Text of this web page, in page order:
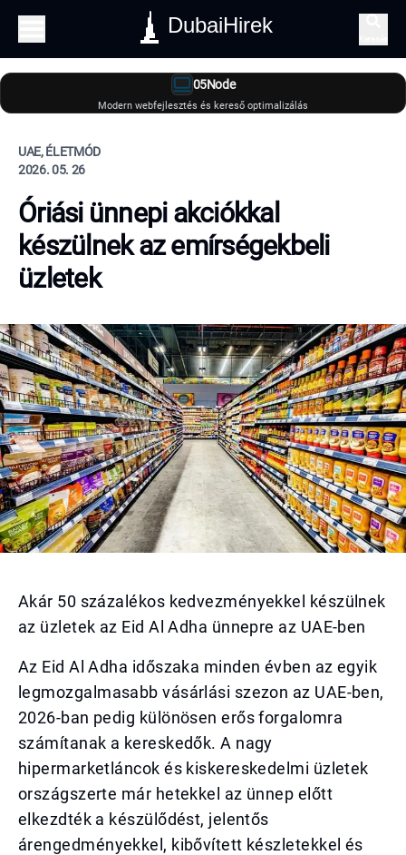
DubaiHirek
05Node
Modern webfejlesztés és kereső optimalizálás
UAE, ÉLETMÓD
2026. 05. 26
Óriási ünnepi akciókkal
készülnek az emírségekbeli
üzletek
Akár 50 százalékos kedvezményekkel készülnek
az üzletek az Eid Al Adha ünnepre az UAE-ben
Az Eid Al Adha időszaka minden évben az egyik
legmozgalmasabb vásárlási szezon az UAE-ben,
2026-ban pedig különösen erős forgalomra
számítanak a kereskedők. A nagy
hipermarketláncok és kiskereskedelmi üzletek
országszerte már hetekkel az ünnep előtt
elkezdték a készülődést, jelentős
árengedményekkel, kibővített készletekkel és